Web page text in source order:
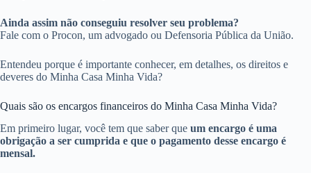
Ainda assim não conseguiu resolver seu problema?
Fale com o Procon, um advogado ou Defensoria Pública da União.
Entendeu porque é importante conhecer, em detalhes, os direitos e
deveres do Minha Casa Minha Vida?
Quais são os encargos financeiros do Minha Casa Minha Vida?
Em primeiro lugar, você tem que saber que um encargo é uma
obrigação a ser cumprida e que o pagamento desse encargo é
mensal.